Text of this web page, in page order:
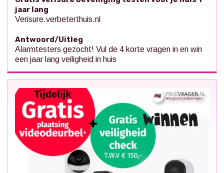
jaar lang
Verisure.verbeterthuis.nl
Antwoord/Uitleg
Alarmtesters gezocht! Vul de 4 korte vragen in en win
een jaar lang veiligheid in huis